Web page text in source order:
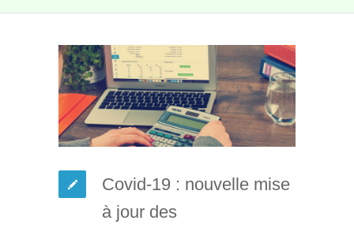
Covid-19 : nouvelle mise
à jour des